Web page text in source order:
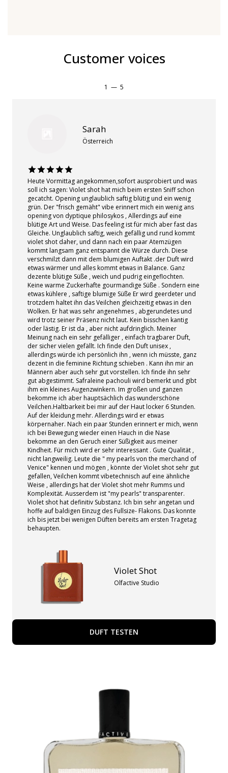
Customer voices
1 — 5
Sarah
Österreich
Heute Vormittag angekommen,sofort ausprobiert und was
soll ich sagen: Violet shot hat mich beim ersten Sniff schon
gecatcht. Opening unglaublich saftig blütig und ein wenig
grün. Der "frisch gemäht" vibe erinnert mich ein wenig ans
opening von dyptique philosykos , Allerdings auf eine
blütige Art und Weise. Das feeling ist für mich aber fast das
Gleiche. Unglaublich saftig, weich gefällig und rund kommt
violet shot daher, und dann nach ein paar Atemzügen
kommt langsam ganz entspannt die Würze durch. Diese
verschmilzt dann mit dem blumigen Auftakt .der Duft wird
etwas wärmer und alles kommt etwas in Balance. Ganz
dezente blütige Süße , weich und pudrig eingeflochten.
Keine warme Zuckerhafte gourmandige Süße . Sondern eine
etwas kühlere , saftige blumige Süße Er wird geerdeter und
trotzdem haltet ihn das Veilchen gleichzeitig etwas in den
Wolken. Er hat was sehr angenehmes , abgerundetes und
wird trotz seiner Präsenz nicht laut. Kein bisschen kantig
oder lästig. Er ist da , aber nicht aufdringlich. Meiner
Meinung nach ein sehr gefälliger , einfach tragbarer Duft,
der sicher vielen gefällt. Ich finde den Duft unisex ,
allerdings würde ich persönlich ihn , wenn ich müsste, ganz
dezent in die feminine Richtung schieben . Kann ihn mir an
Männern aber auch sehr gut vorstellen. Ich finde ihn sehr
gut abgestimmt. Safraleine pachouli wird bemerkt und gibt
ihm ein kleines Augenzwinkern. Im großen und ganzen
bekomme ich aber hauptsächlich das wunderschöne
Veilchen.Haltbarkeit bei mir auf der Haut locker 6 Stunden.
Auf der kleidung mehr. Allerdings wird er etwas
körpernaher. Nach ein paar Stunden erinnert er mich, wenn
ich bei Bewegung wieder einen Hauch in die Nase
bekomme an den Geruch einer Süßigkeit aus meiner
Kindheit. Für mich wird er sehr interessant . Gute Qualität ,
nicht langweilig. Leute die " my pearls von the merchand of
Venice" kennen und mögen , könnte der Violet shot sehr gut
gefallen, Veilchen kommt vibetechnisch auf eine ähnliche
Weise , allerdings hat der Violet shot mehr Rumms und
Komplexität. Ausserdem ist "my pearls" transparenter.
Violet shot hat definitiv Substanz. Ich bin sehr angetan und
hoffe auf baldigen Einzug des Fullsize- Flakons. Das konnte
ich bis jetzt bei wenigen Düften bereits am ersten Tragetag
behaupten.
Violet Shot
Olfactive Studio
DUFT TESTEN